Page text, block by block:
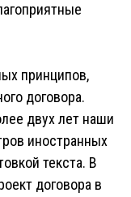
принципов,
договора.
двух лет наши
иностранных
текста. В
договора в